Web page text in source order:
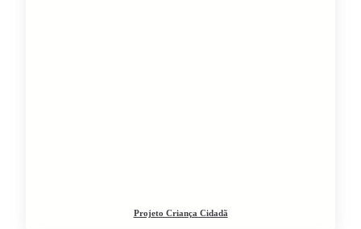
Projeto Criança Cidadã